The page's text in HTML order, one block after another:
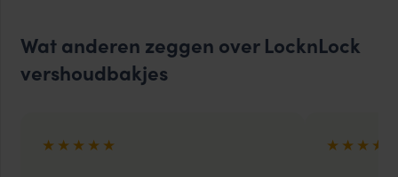
Wat anderen zeggen over LocknLock
vershoudbakjes
★★★★★